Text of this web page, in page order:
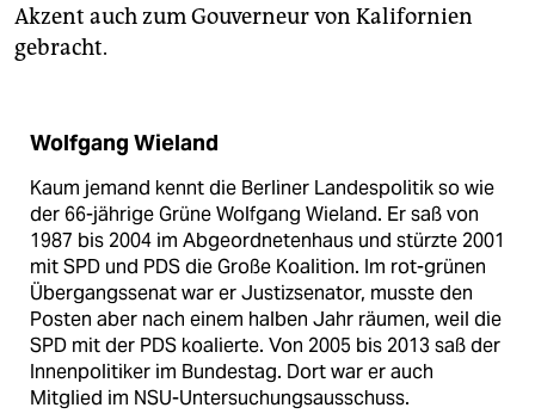
Akzent auch zum Gouverneur von Kalifornien
gebracht.
Wolfgang Wieland
Kaum jemand kennt die Berliner Landespolitik so wie
der 66-jährige Grüne Wolfgang Wieland. Er saß von
1987 bis 2004 im Abgeordnetenhaus und stürzte 2001
mit SPD und PDS die Große Koalition. Im rot-grünen
Übergangssenat war er Justizsenator, musste den
Posten aber nach einem halben Jahr räumen, weil die
SPD mit der PDS koalierte. Von 2005 bis 2013 saß der
Innenpolitiker im Bundestag. Dort war er auch
Mitglied im NSU-Untersuchungsausschuss.